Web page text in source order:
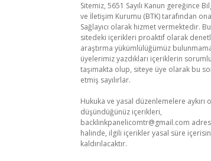
Sitemiz, 5651 Sayılı Kanun gereğince
ve İletişim Kurumu (BTK) tarafından
Sağlayıcı olarak hizmet vermektedir.
sitedeki içerikleri proaktif olarak
araştırma yükümlülüğümüz
üyelerimiz yazdıkları içeriklerin
taşımakta olup, siteye üye olarak bu
etmiş sayılırlar.
Hukuka ve yasal düzenlemelere aykırı
düşündüğünüz içerikleri,
backlinkpanelicomtr@gmail.com
halinde, ilgili içerikler yasal süre
kaldırılacaktır.